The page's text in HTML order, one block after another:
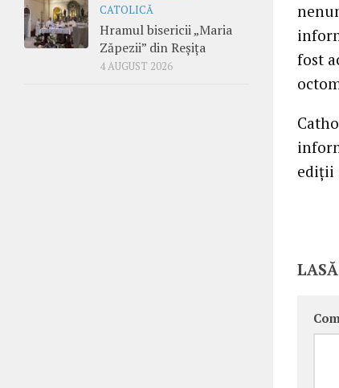
fost
ediţii
CATOLICĂ
Hramul bisericii „Maria
Zăpezii” din Reșița
4 AUGUST 2026